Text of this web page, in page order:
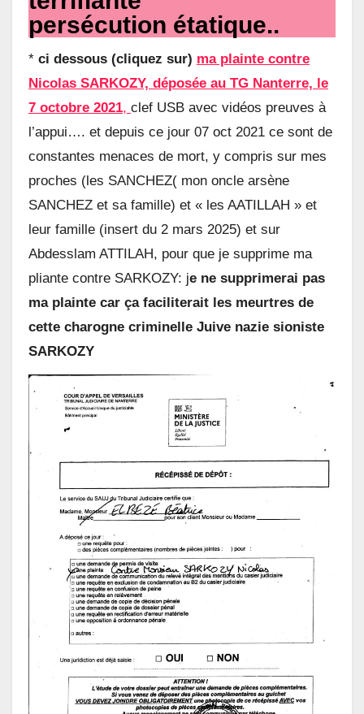
persécution étatique..
* ci dessous (cliquez sur) ma plainte contre
Nicolas SARKOZY, déposée au TG Nanterre, le
7 octobre 2021, clef USB avec vidéos preuves à
l’appui…. et depuis ce jour 07 oct 2021 ce sont de
constantes menaces de mort, y compris sur mes
proches (les SANCHEZ( mon oncle arsène
SANCHEZ et sa famille) et « les AATILLAH » et
leur famille (insert du 2 mars 2025) et sur
Abdesslam ATTILAH, pour que je supprime ma
pliante contre SARKOZY: je ne supprimerai pas
ma plainte car ça faciliterait les meurtres de
cette charogne criminelle Juive nazie sioniste
SARKOZY